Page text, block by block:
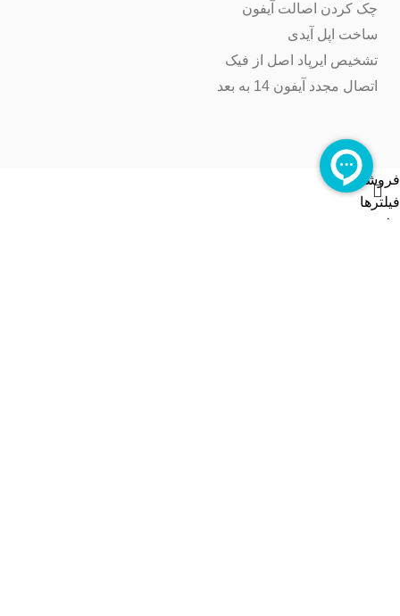
چک کردن اصالت آیفون
ساخت اپل آیدی
تشخیص ایرپاد اصل از فیک
اتصال مجدد آیفون 14 به بعد
فروشگاه
فیلترها
علاقه مندی